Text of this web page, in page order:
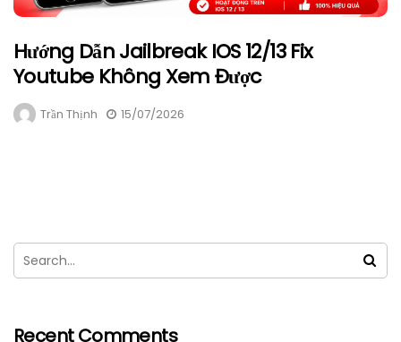
Hướng Dẫn Jailbreak IOS 12/13 Fix
Youtube Không Xem Được
Trần Thịnh 15/07/2026
Recent Comments